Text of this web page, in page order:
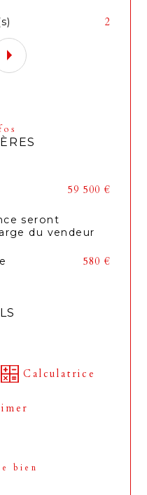
2
59 500 €
seront
du vendeur
580 €
Calculatrice
bien